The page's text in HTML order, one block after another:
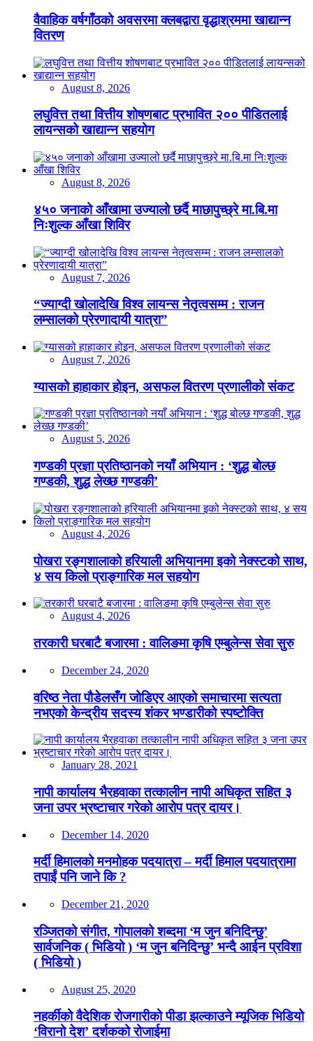
वैवाहिक वर्षगाँठको अवसरमा क्लबद्वारा वृद्धाश्रममा खाद्यान्न
वितरण
August 8, 2026
लघुवित्त तथा वित्तीय शोषणबाट प्रभावित २०० पीडितलाई
लायन्सको खाद्यान्न सहयोग
August 8, 2026
४५० जनाको आँखामा उज्यालो छर्दै माछापुच्छ्रे मा.बि.मा
निःशुल्क आँखा शिविर
August 7, 2026
“ज्याग्दी खोलादेखि विश्व लायन्स नेतृत्वसम्म : राजन
लम्सालको प्रेरणादायी यात्रा”
August 7, 2026
ग्यासको हाहाकार होइन, असफल वितरण प्रणालीको संकट
August 5, 2026
गण्डकी प्रज्ञा प्रतिष्ठानको नयाँ अभियान : ‘शुद्ध बोल्छ
गण्डकी, शुद्ध लेख्छ गण्डकी’
August 4, 2026
पोखरा रङ्गशालाको हरियाली अभियानमा इको नेक्स्टको साथ,
४ सय किलो प्राङ्गारिक मल सहयोग
August 4, 2026
तरकारी घरबाटै बजारमा : वालिङमा कृषि एम्बुलेन्स सेवा सुरु
December 24, 2020
वरिष्ठ नेता पौडेलसँग जोडिएर आएको समाचारमा सत्यता
नभएको केन्द्रीय सदस्य शंकर भण्डारीको स्पष्टोक्ति
January 28, 2021
नापी कार्यालय भैरहवाका तत्कालीन नापी अधिकृत सहित ३
जना उपर भ्रष्टाचार गरेको आरोप पत्र दायर।
December 14, 2020
मर्दी हिमालको मनमोहक पदयात्रा – मर्दी हिमाल पदयात्रामा
तपाईं पनि जाने कि ?
December 21, 2020
रञ्जितको संगीत, गोपालको शब्दमा ‘म जुन बनिदिन्छु’
सार्वजनिक ( भिडियो ) ‘म जुन बनिदिन्छु’ भन्दै आईन प्रविशा
( भिडियो )
August 25, 2020
नहर्कीको वैदेशिक रोजगारीको पीडा झल्काउने म्यूजिक भिडियो
‘विरानो देश’ दर्शकको रोजाईमा